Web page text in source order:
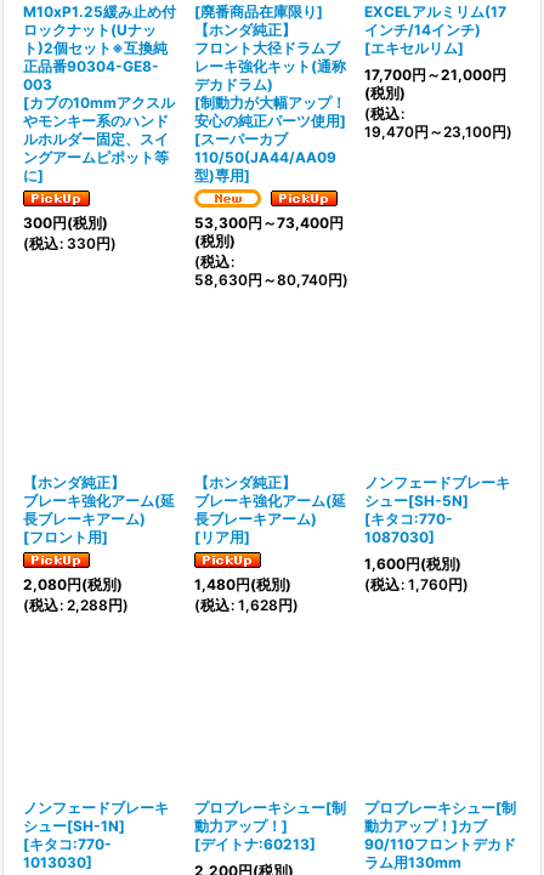
M10xP1.25緩み止め付
ロックナット(Uナッ
ト)2個セット※互換純
正品番90304-GE8-
003
[カブの10mmアクスル
やモンキー系のハンド
ルホルダー固定、スイ
ングアームピポット等
に]
300円(税別)
(税込: 330円)
[廃番商品在庫限り]
【ホンダ純正】
フロント大径ドラムブ
レーキ強化キット(通称
デカドラム)
[制動力が大幅アップ！
安心の純正パーツ使用]
[スーパーカブ
110/50(JA44/AA09
型)専用]
53,300円 ～73,400円
(税別)
(税込:
58,630円 ～80,740円)
EXCELアルミリム(17
インチ/14インチ)
[エキセルリム]
17,700円 ～21,000円
(税別)
(税込:
19,470円 ～23,100円)
【ホンダ純正】
ブレーキ強化アーム(延
長ブレーキアーム)
[フロント用]
2,080円(税別)
(税込: 2,288円)
【ホンダ純正】
ブレーキ強化アーム(延
長ブレーキアーム)
[リア用]
1,480円(税別)
(税込: 1,628円)
ノンフェードブレーキ
シュー[SH-5N]
[キタコ:770-
1087030]
1,600円(税別)
(税込: 1,760円)
ノンフェードブレーキ
シュー[SH-1N]
[キタコ:770-
1013030]
プロブレーキシュー[制
動力アップ！]
[デイトナ:60213]
2,200円(税別)
プロブレーキシュー[制
動力アップ！]カブ
90/110フロントデカド
ラム用130mm